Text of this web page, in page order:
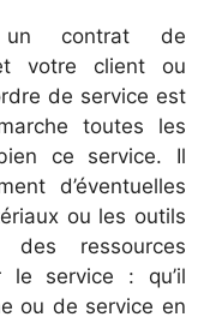
un contrat de
votre client ou
de service est
toutes les
ce service. Il
d’éventuelles
ou les outils
ressources
le service : qu’il
ou de service en